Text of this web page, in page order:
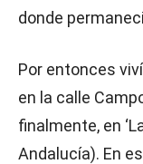
donde
Por entonces
en la calle
finalmente, en
Andalucía). En